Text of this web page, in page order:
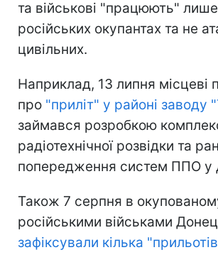
та військові "працюють"
російських окупантах та не
цивільних.
Наприклад, 13 липня місцеві
про "приліт" у районі заводу
займався розробкою
радіотехнічної розвідки та
попередження систем ППО у
Також 7 серпня в
російськими військами
зафіксували кілька